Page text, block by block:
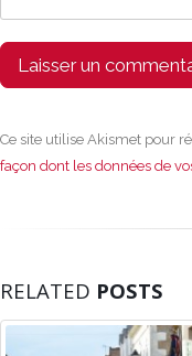
Ce site utilise Akismet pour
façon dont les données de
RELATED POSTS